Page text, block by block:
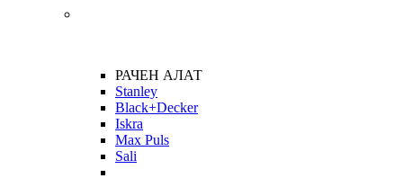
РАЧЕН АЛАТ
Stanley
Black+Decker
Iskra
Max Puls
Sali